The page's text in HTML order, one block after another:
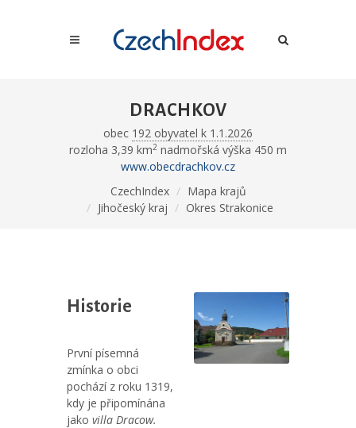
DRACHKOV
obec 192 obyvatel k 1.1.2026
rozloha 3,39 km2 nadmořská výška 450 m
www.obecdrachkov.cz
CzechIndex
Mapa krajů
Jihočeský kraj
Okres Strakonice
Historie
První písemná
zmínka o obci
pochází z roku 1319,
kdy je připomínána
jako villa Dracow.